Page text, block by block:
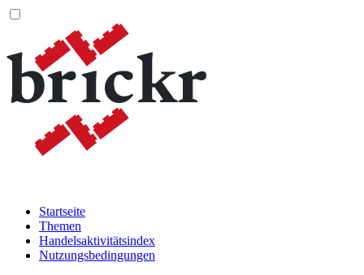
Startseite
Themen
Handelsaktivitätsindex
Nutzungsbedingungen